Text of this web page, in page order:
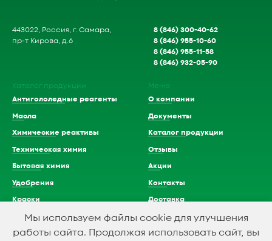
443022, Россия, г. Самара,
пр-т Кирова, д.6
8 (846) 300-40-62
8 (846) 955-10-60
8 (846) 955-11-58
8 (846) 932-05-90
Каталог продукции
Антигололедные реагенты
Масла
Химические реактивы
Техническая химия
Бытовая химия
Удобрения
Краски
Растворители
Кислоты
Меню
О компании
Документы
Каталог продукции
Отзывы
Акции
Контакты
Доставка
Мы используем файлы cookie для улучшения
работы сайта. Продолжая использовать сайт, вы